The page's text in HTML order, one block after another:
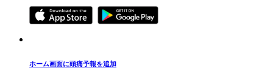
ホーム画面に頭痛予報を追加